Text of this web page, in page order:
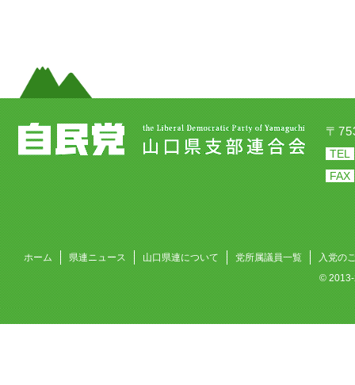
〒
TEL
FAX
ホーム 県連ニュース 山口県連について 党所属議員一覧
入党の
© 2013-